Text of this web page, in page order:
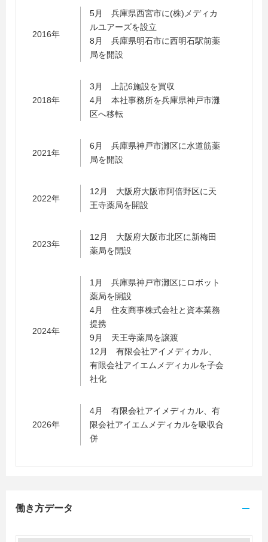
2016年
5月 兵庫県西宮市に(株)メディカ
ルユアーズを設立
8月 兵庫県明石市に西明石駅前薬
局を開設
2018年
3月 上記6施設を買収
4月 本社事務所を兵庫県神戸市灘
区へ移転
2021年
6月 兵庫県神戸市灘区に水道筋薬
局を開設
2022年
12月 大阪府大阪市阿倍野区に天
王寺薬局を開設
2023年
12月 大阪府大阪市北区に新梅田
薬局を開設
2024年
1月 兵庫県神戸市灘区にロボット
薬局を開設
4月 住友商事株式会社と資本業務
提携
9月 天王寺薬局を譲渡
12月 有限会社アイメディカル、
有限会社アイエムメディカルを子会
社化
2026年
4月 有限会社アイメディカル、有
限会社アイエムメディカルを吸収合
併
働き方データ